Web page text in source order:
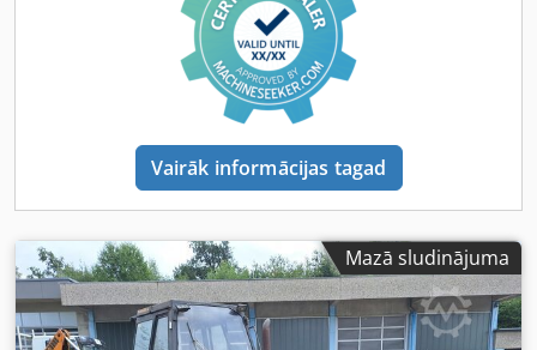
Vairāk informācijas tagad
Mazā sludinājuma